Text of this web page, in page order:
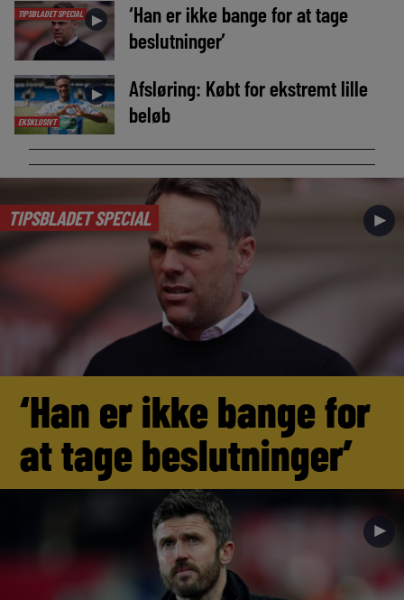
TIPSBLADET SPECIAL ►
‘Han er ikke bange for at tage
beslutninger’
EKSKLUSIVT
►
Afsløring: Købt for ekstremt lille
beløb
TIPSBLADET SPECIAL ►
‘Han er ikke bange for
at tage beslutninger’
►